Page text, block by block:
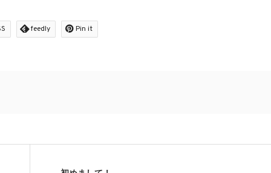
feedly Pin it